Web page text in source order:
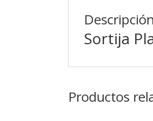
Descripción
Sortija
Productos